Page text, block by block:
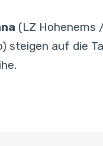
(LZ Hohenems
steigen auf die